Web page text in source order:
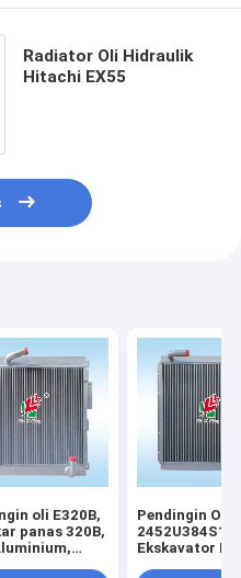
Radiator Oli Hidraulik
Hitachi EX55
oli E320B,
panas 320B,
Pendingin Oli
2452U384S1
Ekskavator